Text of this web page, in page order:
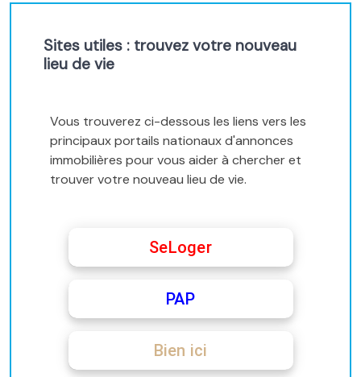
Sites utiles : trouvez votre nouveau
lieu de vie
Vous trouverez ci-dessous les liens vers les
principaux portails nationaux d'annonces
immobilières pour vous aider à chercher et
trouver votre nouveau lieu de vie.
SeLoger
PAP
Bien ici